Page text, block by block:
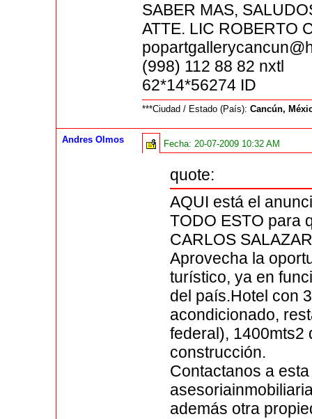
SABER MAS,
ATTE. LIC ROBERTO
(998) 112 88 82 nxtl
62*14*56274 ID
***Ciudad / Estado (País):Cancún,
Andres Olmos Fecha:20-07-2009 10:32 AM
quote:
AQUI está el
TODO ESTO para
CARLOS
Aprovecha la
turístico, ya en
del país.Hotel con
acondicionado,
federal), 1400mts2
construcción.
Contactanos a
además otra